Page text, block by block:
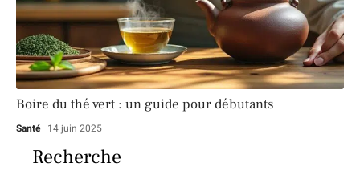
Boire du thé vert : un guide pour débutants
Santé 14 juin 2025
Recherche